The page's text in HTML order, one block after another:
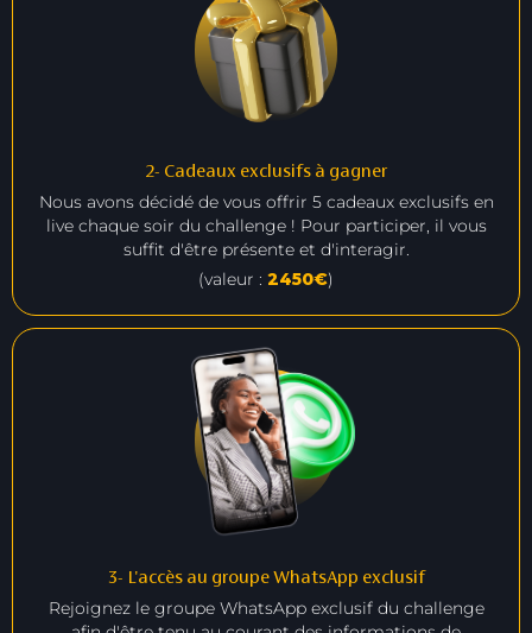
2- Cadeaux exclusifs à gagner
Nous avons décidé de vous offrir 5 cadeaux exclusifs en
live chaque soir du challenge ! Pour participer, il vous
suffit d'être présente et d'interagir.
(valeur : 2450€)
3- L'accès au groupe WhatsApp exclusif
Rejoignez le groupe WhatsApp exclusif du challenge